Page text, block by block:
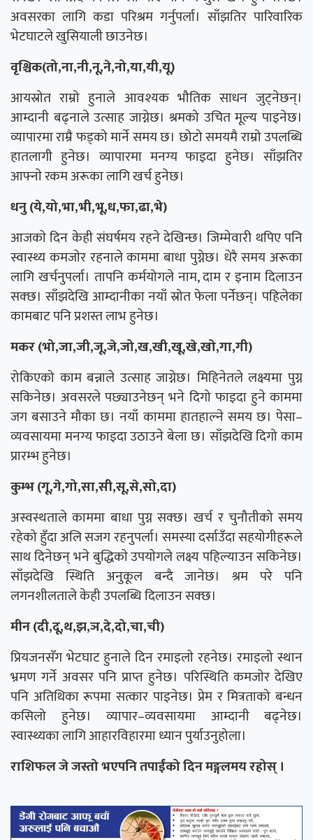
अवसरका लागि कडा परिश्रम गर्नुपर्ला। साँझतिर पारिवारिक
भेटघाटले खुसियाली छाउनेछ।
वृश्चिक(तो,ना,नी,नू,ने,नो,या,यी,यू)
आयस्रोत राम्रो हुनाले आवश्यक भौतिक साधन जुट्नेछन्।
आम्दानी बढ्नाले उत्साह जाग्नेछ। श्रमको उचित मूल्य पाइनेछ।
व्यापारमा राम्रै फड्को मार्ने समय छ। छोटो समयमै राम्रो उपलब्धि
हातलागी हुनेछ। व्यापारमा मनग्य फाइदा हुनेछ। साँझतिर
आफ्नाे रकम अरूका लागि खर्च हुनेछ।
धनु (ये,यो,भा,भी,भू,ध,फा,ढा,भे)
आजकाे दिन केही संघर्षमय रहने देखिन्छ। जिम्मेवारी थपिए पनि
स्वास्थ्य कमजाेर रहनाले काममा बाधा पुग्नेछ। धेरै समय अरूका
लागि खर्चनुपर्ला। तापनि कर्मयोगले नाम, दाम र इनाम दिलाउन
सक्छ। साँझदेखि आम्दानीका नयाँ स्रोत फेला पर्नेछन्। पहिलेका
कामबाट पनि प्रशस्त लाभ हुनेछ।
मकर (भो,जा,जी,जू,जे,जो,ख,खी,खू,खे,खो,गा,गी)
रोकिएको काम बन्नाले उत्साह जाग्नेछ। मिहिनेतले लक्ष्यमा पुग्न
सकिनेछ। अवसरले पछ्याउनेछन् भने दिगो फाइदा हुने काममा
जग बसाउने मौका छ। नयाँ काममा हातहाल्ने समय छ। पेसा–
व्यवसायमा मनग्य फाइदा उठाउने बेला छ। साँझदेखि दिगो काम
प्रारम्भ हुनेछ।
कुम्भ (गू,गे,गो,सा,सी,सू,से,सो,दा)
अस्वस्थताले काममा बाधा पुग्न सक्छ। खर्च र चुनौतीको समय
रहेको हुँदा अलि सजग रहनुपर्ला। समस्या दर्साउँदा सहयोगीहरूले
साथ दिनेछन् भने बुद्धिकाे उपयाेगले लक्ष्य पहिल्याउन सकिनेछ।
साँझदेखि स्थिति अनुकूल बन्दै जानेछ। श्रम परे पनि
लगनशीलताले केही उपलब्धि दिलाउन सक्छ।
मीन (दी,दू,थ,झ,ञ,दे,दो,चा,ची)
प्रियजनसँग भेटघाट हुनाले दिन रमाइलाे रहनेछ। रमाइलो स्थान
भ्रमण गर्ने अवसर पनि प्राप्त हुनेछ। परिस्थिति कमजाेर देखिए
पनि अतिथिका रूपमा सत्कार पाइनेछ। प्रेम र मित्रताको बन्धन
कसिलो हुनेछ। व्यापार–व्यवसायमा आम्दानी बढ्नेछ।
स्वास्थ्यका लागि आहारविहारमा ध्यान पुर्याउनुहोला।
राशिफल जे जस्तो भएपनि तपाईंको दिन मङ्गलमय रहोस् ।